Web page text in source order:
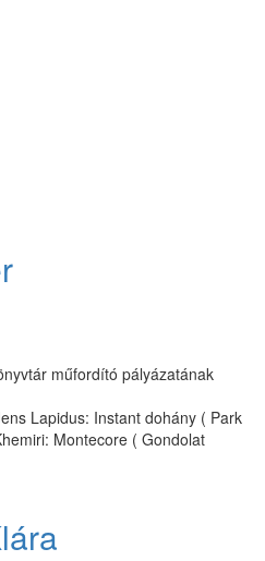
műfordító pályázatának
Lapidus: Instant dohány ( Park
Montecore ( Gondolat